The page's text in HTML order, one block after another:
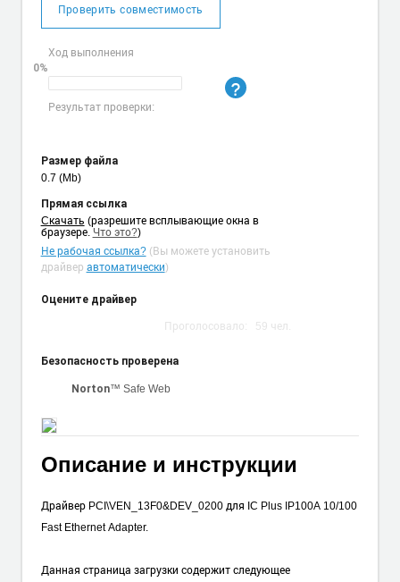
Проверить совместимость
Ход выполнения
0%
Результат проверки:
Размер файла
0.7 (Mb)
Прямая ссылка
Cкачать (разрешите всплывающие окна в
браузере. Что это?)
Не рабочая ссылка?(Вы можете установить
драйвер автоматически)
Оцените драйвер
Проголосовало: 59 чел.
Безопасность проверена
Norton™ Safe Web
Описание и инструкции
Драйвер PCI\VEN_13F0&DEV_0200 для IC Plus IP100A 10/100
Fast Ethernet Adapter.
Данная страница загрузки содержит следующее